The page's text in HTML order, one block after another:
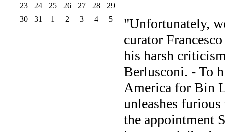
"Unfortunately,
curator
his harsh
Berlusconi. - To
America for Bin
unleashes
the appointment
23
24 25 26 27 28
29
30
31 1 2 3 4 5